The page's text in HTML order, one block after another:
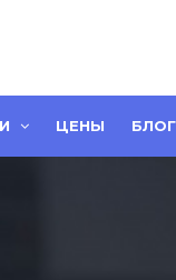
ЦЕНЫ БЛОГ